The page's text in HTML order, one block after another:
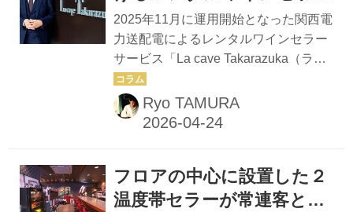
後、トーションと呼ばれる２枚の厚手
のクロスで、指紋をつけないよう磨い
ていく。つまり拭き取りと磨きとでグ
ラスを二度拭く。繊細なグラスはクロ
スの毛羽が残りやすく、時間と細心の
注意を要する負担のかかる作業だ。 そ
サービス「La cave
Takarazuka」を三ツ星レス
トランシェフソムリエの塚
元 晃氏が初訪問！
2025年11月に運用開始となった関西電
力送配電によるレンタルワインセラー
サービス「La cave Takarazuka（ラ・
カーヴ・タカラヅカ）」の全貌を全3
回にわたり紹介するウェブ連載。最終
回は、大阪・肥後橋の三ツ星レストラ
直な印象と、プロならではの洞察をリ
ポートする。 ——塚元さん、今日はよ
Ryo TAMURA
フロアの中心に設置した２
温度帯セラーが常連客との